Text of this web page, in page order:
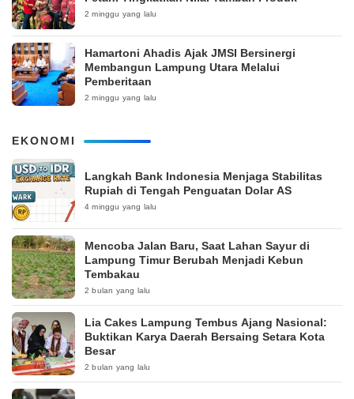
2 minggu yang lalu
Hamartoni Ahadis Ajak JMSI Bersinergi
Membangun Lampung Utara Melalui
Pemberitaan
2 minggu yang lalu
EKONOMI
Langkah Bank Indonesia Menjaga Stabilitas
Rupiah di Tengah Penguatan Dolar AS
4 minggu yang lalu
Mencoba Jalan Baru, Saat Lahan Sayur di
Lampung Timur Berubah Menjadi Kebun
Tembakau
2 bulan yang lalu
Lia Cakes Lampung Tembus Ajang Nasional:
Buktikan Karya Daerah Bersaing Setara Kota
Besar
2 bulan yang lalu